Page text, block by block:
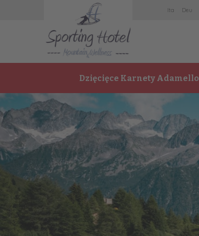
Ita Deu
Dzięcięce Karnety Adamello